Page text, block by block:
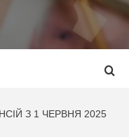
З 1 ЧЕРВНЯ 2025